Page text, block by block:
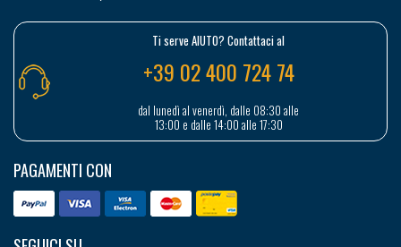
Ti serve AIUTO? Contattaci al
+39 02 400 724 74
dal lunedì al venerdì, dalle 08:30 alle
13:00 e dalle 14:00 alle 17:30
PAGAMENTI CON